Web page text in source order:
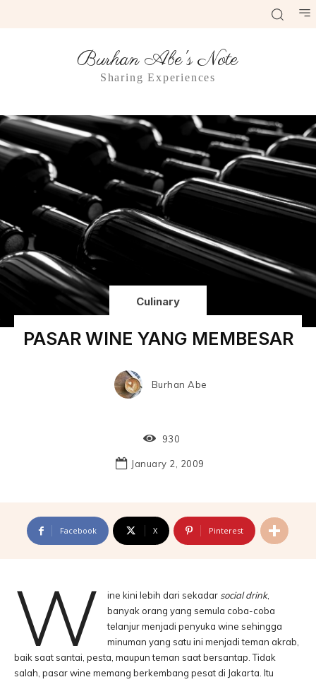
Burhan Abe's Note
Sharing Experiences
Culinary
PASAR WINE YANG MEMBESAR
Burhan Abe
930
January 2, 2009
Facebook X Pinterest
W ine kini lebih dari sekadar social drink,
banyak orang yang semula coba-coba
telanjur menjadi penyuka wine sehingga
minuman yang satu ini menjadi teman akrab,
baik saat santai, pesta, maupun teman saat bersantap. Tidak
salah, pasar wine memang berkembang pesat di Jakarta. Itu